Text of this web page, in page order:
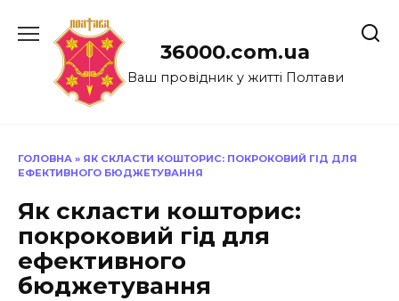
до
36000.com.ua
Ваш провідник у житті Полтави
ГОЛОВНА » ЯК СКЛАСТИ КОШТОРИС: ПОКРОКОВИЙ ГІД ДЛЯ
ЕФЕКТИВНОГО БЮДЖЕТУВАННЯ
Як скласти кошторис:
покроковий гід для
ефективного
бюджетування